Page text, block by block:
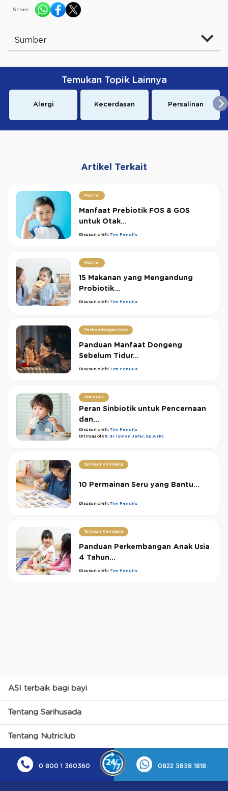
Share:
Sumber
Temukan Topik Lainnya
Alergi Kecerdasan Persalinan
Artikel Terkait
Nutrisi
Manfaat Prebiotik FOS & GOS
untuk Otak...
Disusun oleh: Tim Penulis
Nutrisi
15 Makanan yang Mengandung
Probiotik...
Disusun oleh: Tim Penulis
Perkembangan Otak
Panduan Manfaat Dongeng
Sebelum Tidur...
Disusun oleh: Tim Penulis
Imunitas
Peran Sinbiotik untuk Pencernaan
dan...
Disusun oleh: Tim Penulis
Ditinjau oleh: dr. Isman Jafar, Sp.A (K)
Tumbuh Kembang
10 Permainan Seru yang Bantu...
Disusun oleh: Tim Penulis
Tumbuh Kembang
Panduan Perkembangan Anak Usia
4 Tahun...
Disusun oleh: Tim Penulis
ASI terbaik bagi bayi
Tentang Sarihusada
Tentang Nutriclub
0 800 1 360360 0822 5858 1818